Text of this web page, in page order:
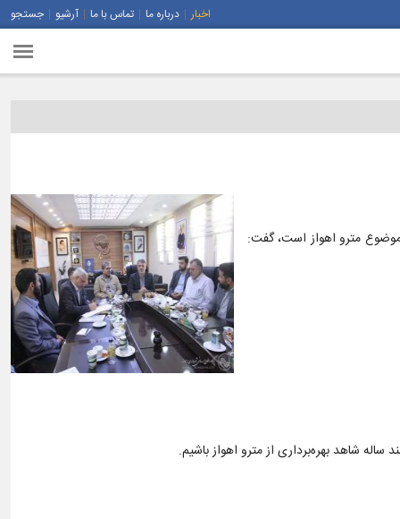
اخبار درباره ما تماس با ما آرشیو جستجو
موضوع مترو اهواز است، گفت:
شاهد بهره‌برداری از مترو اهواز باشیم.